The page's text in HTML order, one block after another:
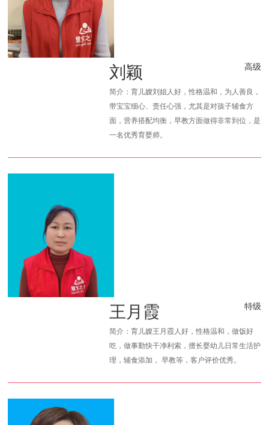
刘颖 高级
简介：育儿嫂刘姐人好，性格温和，为人善良，
带宝宝细心、责任心强，尤其是对孩子辅食方
面，营养搭配均衡，早教方面做得非常到位，是
一名优秀育婴师。
王月霞 特级
简介：育儿嫂王月霞人好，性格温和，做饭好
吃，做事勤快干净利索，擅长婴幼儿日常生活护
理，辅食添加， 早教等，客户评价优秀。